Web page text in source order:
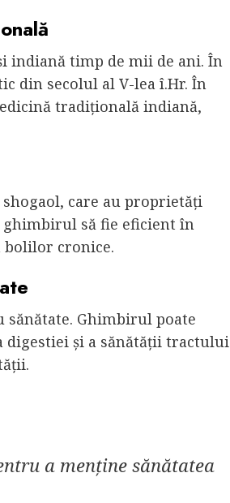
indiană timp de mii de ani. În
din secolul al V-lea î.Hr. În
tradițională indiană,
care au proprietăți
ghimbirul să fie eficient în
cronice.
Ghimbirul poate
și a sănătății tractului
a menține sănătatea